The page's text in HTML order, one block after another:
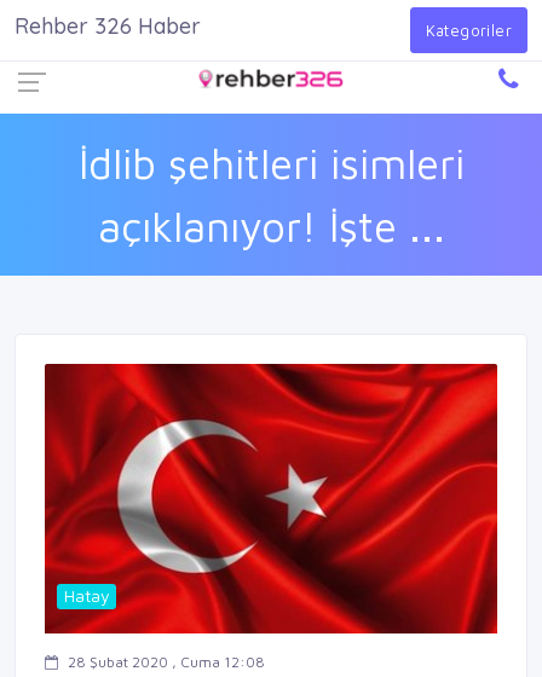
Giriş Yap
İdlib şehitleri isimleri
açıklanıyor! İşte ...
Rehber 326 Haber Kategoriler
Hatay
28 Şubat 2020 , Cuma 12:08